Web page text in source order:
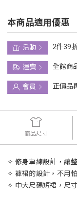
本商品適用優惠
活動
2件39
運費
全館商
會員
正價品
商品尺寸
✧ 修身車線設計，讓
✧ 褲裙的設計，不用
✧ 中大尺碼短裙，尺